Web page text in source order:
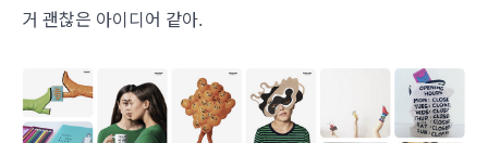
거 괜찮은 아이디어 같아.